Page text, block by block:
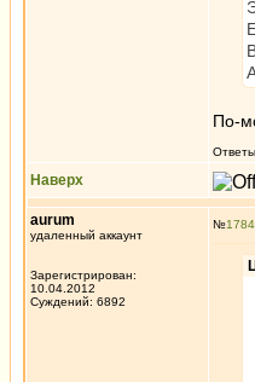
По-
Наверх
aurum
удаленный аккаунт
Зарегистрирован:
10.04.2012
Суждений: 6892
№